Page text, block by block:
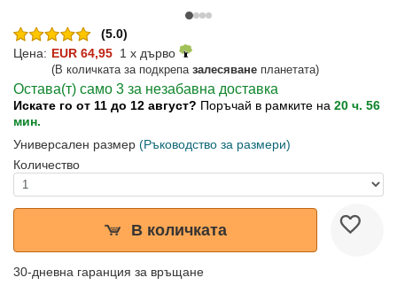
(5.0)
Цена: EUR 64,95 1 x дърво
(В количката за подкрепа залесяване планетата)
Остава(т) само 3 за незабавна доставка
Искате го от 11 до 12 август? Поръчай в рамките на 20 ч. 56
мин.
Универсален размер (Ръководство за размери)
Количество
В количката
30-дневна гаранция за връщане